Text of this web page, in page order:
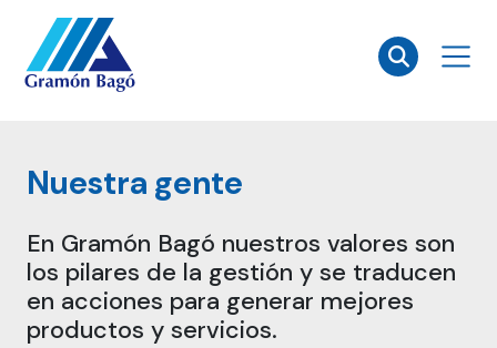
×
Nuestra gente
En Gramón Bagó nuestros valores son
los pilares de la gestión y se traducen
en acciones para generar mejores
productos y servicios.